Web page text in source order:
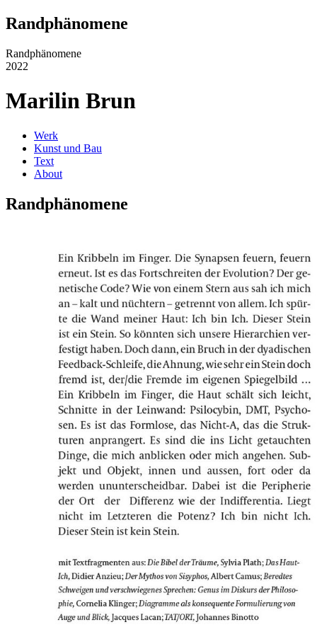
Randphänomene
Randphänomene
2022
Marilin Brun
Werk
Kunst und Bau
Text
About
Randphänomene